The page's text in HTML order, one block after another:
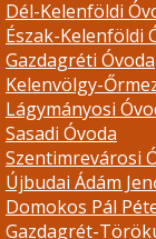
Dél-Kelenföldi
Észak-Kelenföldi
Gazdagréti Óvoda
Kelenvölgy-
Lágymányosi
Sasadi Óvoda
Szentimrevárosi
Újbudai Ádám
Domokos Pál
Gazdagrét-